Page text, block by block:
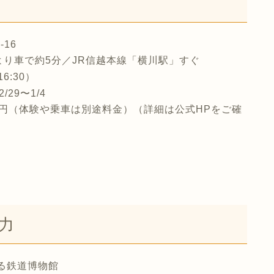
16
車で約5分／JR信越本線「横川駅」すぐ
）
29〜1/4
（体験や乗車は別途料金）（詳細は公式HPをご確
鉄道博物館